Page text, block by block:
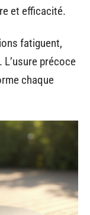
et efficacité.
fatiguent,
précoce
chaque